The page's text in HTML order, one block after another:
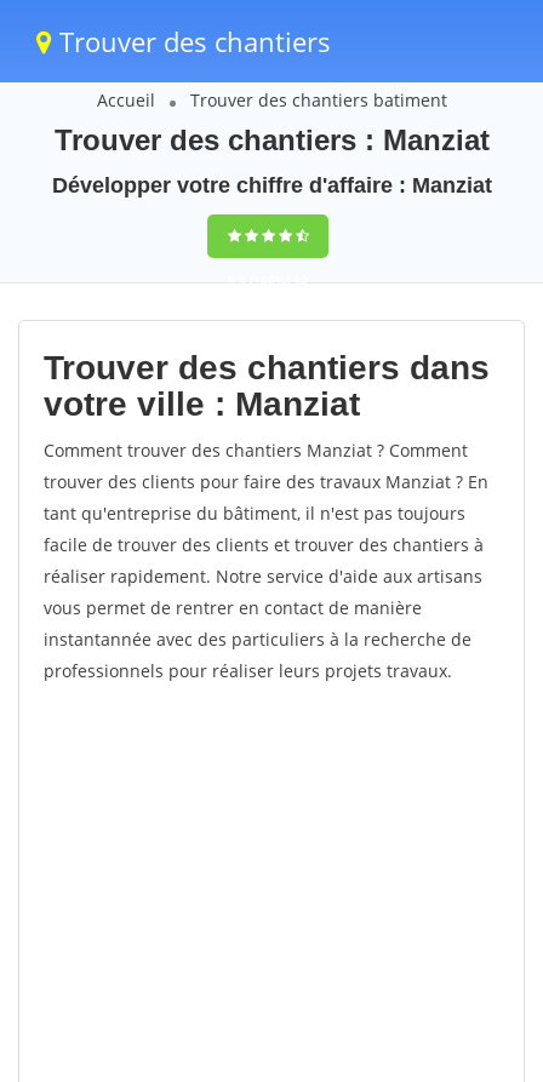
Trouver des chantiers
Accueil Trouver des chantiers batiment
Trouver des chantiers : Manziat
Développer votre chiffre d'affaire : Manziat
9,5(100%)40
votes
Trouver des chantiers dans
votre ville : Manziat
Comment trouver des chantiers Manziat ? Comment
trouver des clients pour faire des travaux Manziat ? En
tant qu'entreprise du bâtiment, il n'est pas toujours
facile de trouver des clients et trouver des chantiers à
réaliser rapidement. Notre service d'aide aux artisans
vous permet de rentrer en contact de manière
instantannée avec des particuliers à la recherche de
professionnels pour réaliser leurs projets travaux.